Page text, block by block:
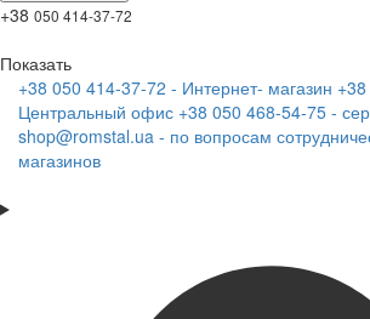
+38 050 414-37-72
Показать
+38 050 414-37-72 - Интернет- магазин
Центральный офис +38 050 468-54-75 -
shop@romstal.ua - по вопросам
магазинов